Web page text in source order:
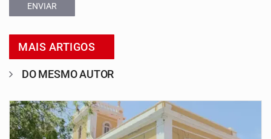
ENVIAR
MAIS ARTIGOS
DO MESMO AUTOR